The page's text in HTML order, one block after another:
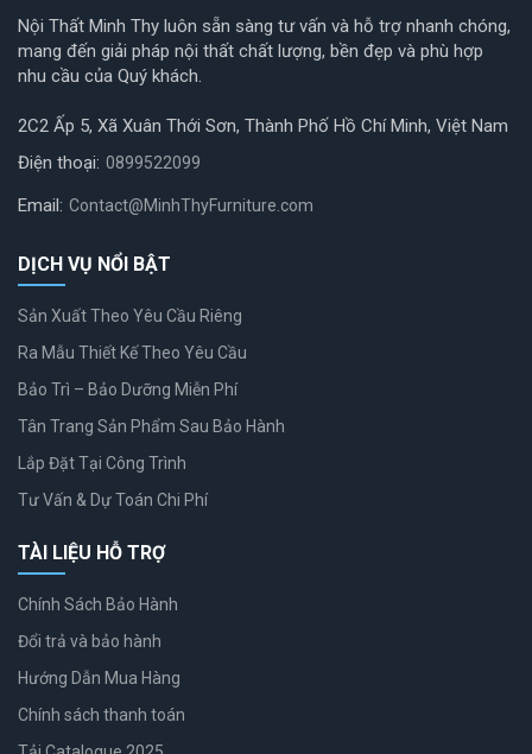
Nội Thất Minh Thy luôn sẵn sàng tư vấn và hỗ trợ nhanh chóng,
mang đến giải pháp nội thất chất lượng, bền đẹp và phù hợp
nhu cầu của Quý khách.
2C2 Ấp 5, Xã Xuân Thới Sơn, Thành Phố Hồ Chí Minh, Việt Nam
Điện thoại: 0899522099
Email: Contact@MinhThyFurniture.com
DỊCH VỤ NỔI BẬT
Sản Xuất Theo Yêu Cầu Riêng
Ra Mẫu Thiết Kế Theo Yêu Cầu
Bảo Trì – Bảo Dưỡng Miễn Phí
Tân Trang Sản Phẩm Sau Bảo Hành
Lắp Đặt Tại Công Trình
Tư Vấn & Dự Toán Chi Phí
TÀI LIỆU HỖ TRỢ
Chính Sách Bảo Hành
Đổi trả và bảo hành
Hướng Dẫn Mua Hàng
Chính sách thanh toán